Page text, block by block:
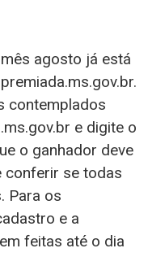
agosto já está
contemplados
e digite o
o ganhador deve
conferir se todas
Para os
e a
feitas até o dia